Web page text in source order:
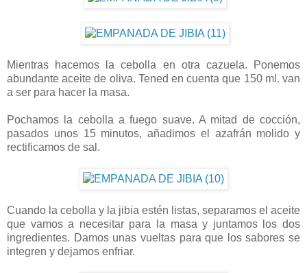
Mientras hacemos la cebolla en otra cazuela. Ponemos
abundante aceite de oliva. Tened en cuenta que 150 ml. van
a ser para hacer la masa.
Pochamos la cebolla a fuego suave. A mitad de cocción,
pasados unos 15 minutos, añadimos el azafrán molido y
rectificamos de sal.
Cuando la cebolla y la jibia estén listas, separamos el aceite
que vamos a necesitar para la masa y juntamos los dos
ingredientes. Damos unas vueltas para que los sabores se
integren y dejamos enfriar.